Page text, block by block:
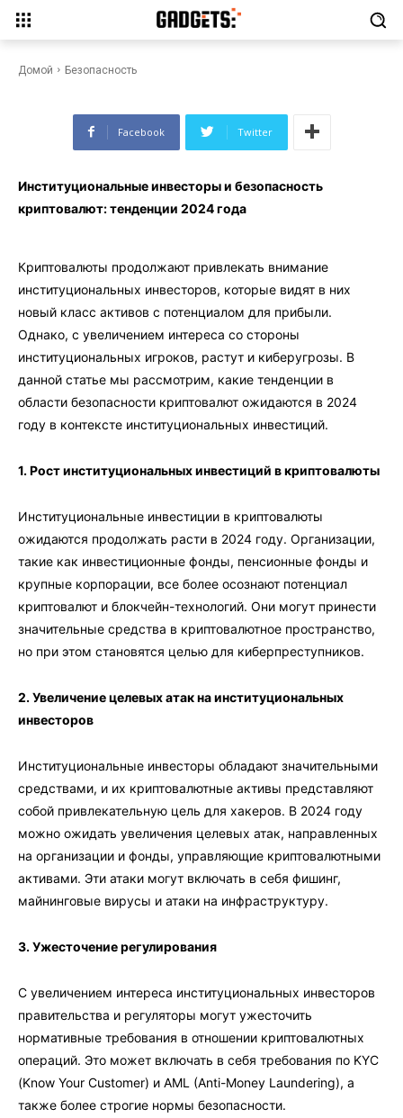
Домой Безопасность
криптовалют: тенденции 2024
Facebook Twitter
Институциональные инвесторы и безопасность
криптовалют: тенденции 2024 года
Криптовалюты продолжают привлекать внимание
институциональных инвесторов, которые видят в них
новый класс активов с потенциалом для прибыли.
Однако, с увеличением интереса со стороны
институциональных игроков, растут и киберугрозы. В
данной статье мы рассмотрим, какие тенденции в
области безопасности криптовалют ожидаются в 2024
году в контексте институциональных инвестиций.
1. Рост институциональных инвестиций в криптовалюты
Институциональные инвестиции в криптовалюты
ожидаются продолжать расти в 2024 году. Организации,
такие как инвестиционные фонды, пенсионные фонды и
крупные корпорации, все более осознают потенциал
криптовалют и блокчейн-технологий. Они могут принести
значительные средства в криптовалютное пространство,
но при этом становятся целью для киберпреступников.
2. Увеличение целевых атак на институциональных
инвесторов
Институциональные инвесторы обладают значительными
средствами, и их криптовалютные активы представляют
собой привлекательную цель для хакеров. В 2024 году
можно ожидать увеличения целевых атак, направленных
на организации и фонды, управляющие криптовалютными
активами. Эти атаки могут включать в себя фишинг,
майнинговые вирусы и атаки на инфраструктуру.
3. Ужесточение регулирования
С увеличением интереса институциональных инвесторов
правительства и регуляторы могут ужесточить
нормативные требования в отношении криптовалютных
операций. Это может включать в себя требования по KYC
(Know Your Customer) и AML (Anti-Money Laundering), а
также более строгие нормы безопасности.